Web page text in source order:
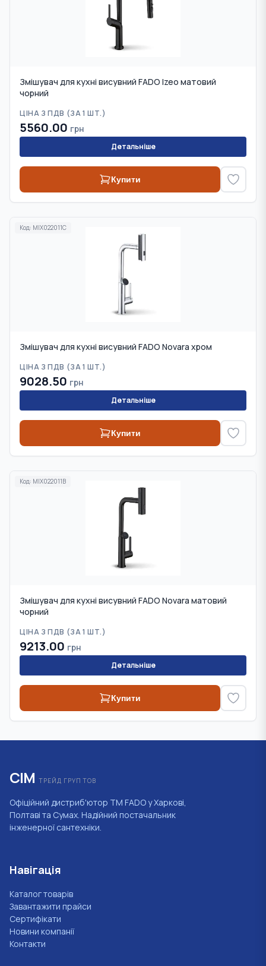
Змішувач для кухні висувний FADO Izeo матовий
чорний
ЦІНА З ПДВ (ЗА 1 ШТ.)
5560.00 грн
Детальніше
Купити
Код: MIX022011C
Змішувач для кухні висувний FADO Novara хром
ЦІНА З ПДВ (ЗА 1 ШТ.)
9028.50 грн
Детальніше
Купити
Код: MIX022011B
Змішувач для кухні висувний FADO Novara матовий
чорний
ЦІНА З ПДВ (ЗА 1 ШТ.)
9213.00 грн
Детальніше
Купити
СІМ ТРЕЙД ГРУП ТОВ
Офіційний дистриб'ютор ТМ FADO у Харкові,
Полтаві та Сумах. Надійний постачальник
інженерної сантехніки.
Навігація
Каталог товарів
Завантажити прайси
Сертифікати
Новини компанії
Контакти